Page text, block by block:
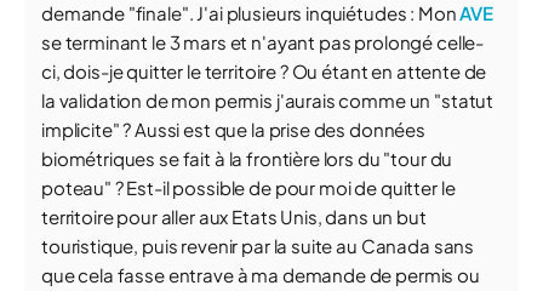
demande "finale". J'ai plusieurs inquiétudes : MonAVE
se terminant le 3 mars et n'ayant pas prolongé celle-
ci, dois-je quitter le territoire ? Ou étant en attente de
la validation de mon permis j'aurais comme un "statut
implicite" ? Aussi est que la prise des données
biométriques se fait à la frontière lors du "tour du
poteau" ? Est-il possible de pour moi de quitter le
territoire pour aller aux Etats Unis, dans un but
touristique, puis revenir par la suite au Canada sans
que cela fasse entrave à ma demande de permis ou